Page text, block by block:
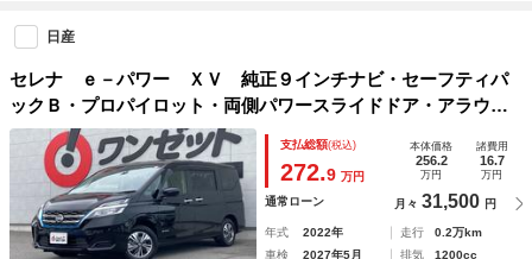
日産
セレナ ｅ－パワー ＸＶ 純正９インチナビ・セーフティパ
ックＢ・プロパイロット・両側パワースライドドア・アラウン
ドビューモニター・エマージェンシーブレーキ・電動パーキン
グブレーキ・オートブレーキホールド・２列目３列目ＵＳＢ電
支払総額(税込)
272.9 万円
本体価格
256.2
万円
諸費用
16.7
万円
通常ローン 月々 31,500 円
年式 2022年 走行
0.2万km
車検
2027年5月 排気
1200cc